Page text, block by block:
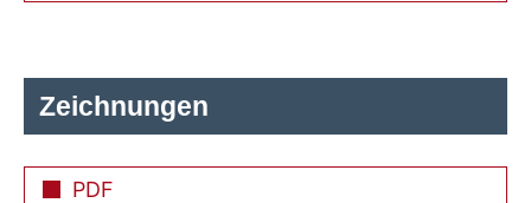
Zeichnungen
PDF